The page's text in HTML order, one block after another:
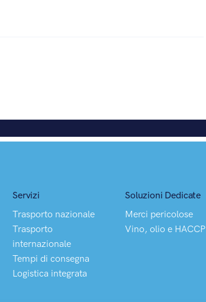
Servizi
Trasporto nazionale
Trasporto
internazionale
Tempi di consegna
Logistica integrata
Soluzioni Dedicate
Merci pericolose
Vino, olio e HACCP